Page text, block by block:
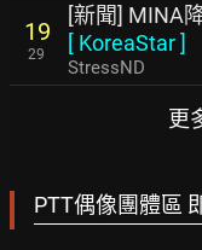
19
29
[新聞] MINA
[ KoreaStar]
StressND
更
PTT偶像團體區